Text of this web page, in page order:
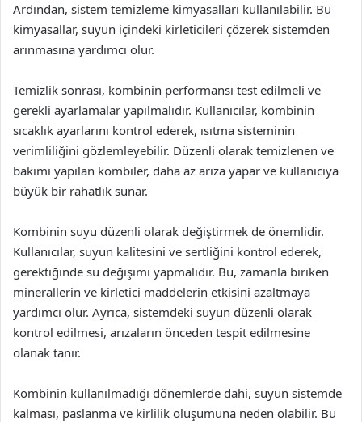
Ardından, sistem temizleme kimyasalları kullanılabilir. Bu
kimyasallar, suyun içindeki kirleticileri çözerek sistemden
arınmasına yardımcı olur.
Temizlik sonrası, kombinin performansı test edilmeli ve
gerekli ayarlamalar yapılmalıdır. Kullanıcılar, kombinin
sıcaklık ayarlarını kontrol ederek, ısıtma sisteminin
verimliliğini gözlemleyebilir. Düzenli olarak temizlenen ve
bakımı yapılan kombiler, daha az arıza yapar ve kullanıcıya
büyük bir rahatlık sunar.
Kombinin suyu düzenli olarak değiştirmek de önemlidir.
Kullanıcılar, suyun kalitesini ve sertliğini kontrol ederek,
gerektiğinde su değişimi yapmalıdır. Bu, zamanla biriken
minerallerin ve kirletici maddelerin etkisini azaltmaya
yardımcı olur. Ayrıca, sistemdeki suyun düzenli olarak
kontrol edilmesi, arızaların önceden tespit edilmesine
olanak tanır.
Kombinin kullanılmadığı dönemlerde dahi, suyun sistemde
kalması, paslanma ve kirlilik oluşumuna neden olabilir. Bu